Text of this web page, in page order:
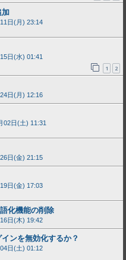
加
日(月) 23:14
日(水) 01:41
1 2
日(月) 12:16
02日(土) 11:31
日(金) 21:15
日(金) 17:03
化機能の削除
日(木) 19:42
ンを無効化するか？
日(土) 01:12